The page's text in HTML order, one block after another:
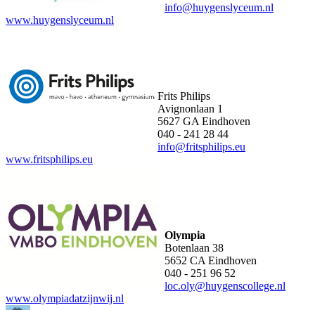
info@huygenslyceum.nl
www.huygenslyceum.nl
Frits Philips
Avignonlaan 1
5627 GA Eindhoven
040 - 241 28 44
info@fritsphilips.eu
www.fritsphilips.eu
Olympia
Botenlaan 38
5652 CA Eindhoven
040 - 251 96 52
loc.oly@huygenscollege.nl
www.olympiadatzijnwij.nl